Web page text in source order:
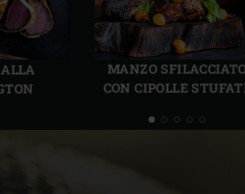
MANZO
CON CIPOLLE
Precedente